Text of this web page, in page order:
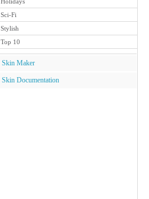
Sci-Fi
Stylish
Top 10
Skin Maker
Skin Documentation